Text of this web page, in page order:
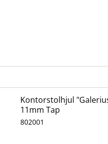
Kontorstolhjul
11mm Tap
802001